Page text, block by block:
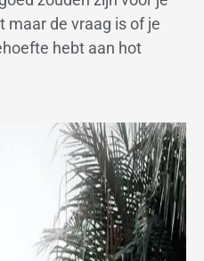
maar de vraag is of je
hebt aan hot